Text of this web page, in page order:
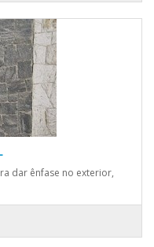
dar ênfase no exterior,